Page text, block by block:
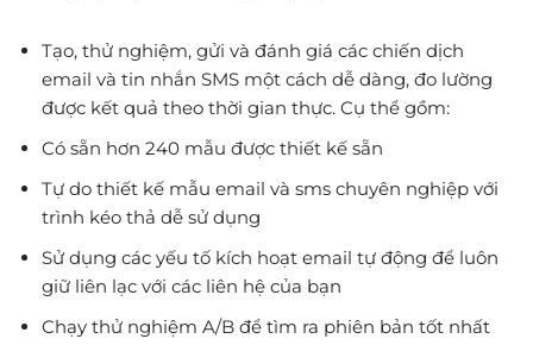
Tạo, thử nghiệm, gửi và đánh giá các chiến dịch
email và tin nhắn SMS một cách dễ dàng, đo lường
được kết quả theo thời gian thực. Cụ thể gồm:
Có sẵn hơn 240 mẫu được thiết kế sẵn
Tự do thiết kế mẫu email và sms chuyên nghiệp với
trình kéo thả dễ sử dụng
Sử dụng các yếu tố kích hoạt email tự động để luôn
giữ liên lạc với các liên hệ của bạn
Chạy thử nghiệm A/B để tìm ra phiên bản tốt nhất